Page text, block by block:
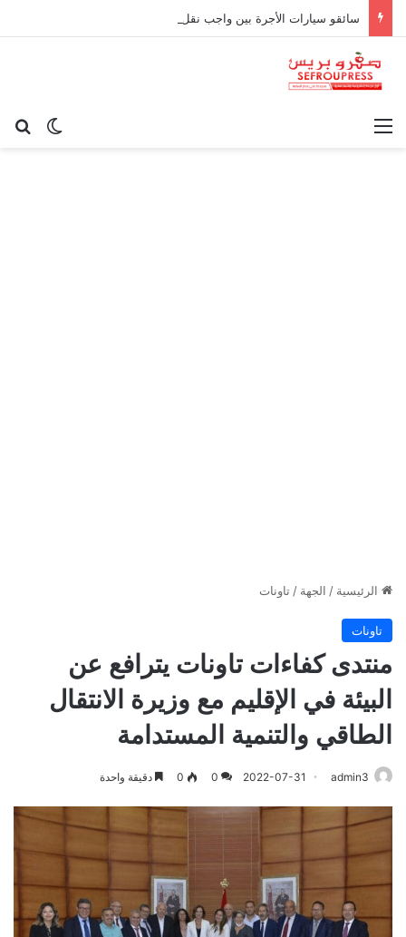
الوضع القائمة
الرئيسية / الجهة / تاونات
تاونات
منتدى كفاءات تاونات يترافع عن
البيئة في الإقليم مع وزيرة الانتقال
الطاقي والتنمية المستدامة
admin3
2022-07-31
0
0 دقيقة واحدة